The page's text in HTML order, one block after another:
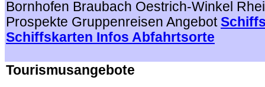
Bornhofen Braubach Oestrich-Winkel
Prospekte Gruppenreisen Angebot
Schiffskarten Infos Abfahrtsorte
Tourismusangebote